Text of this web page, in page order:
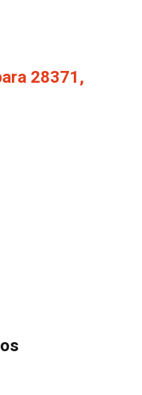
28371,